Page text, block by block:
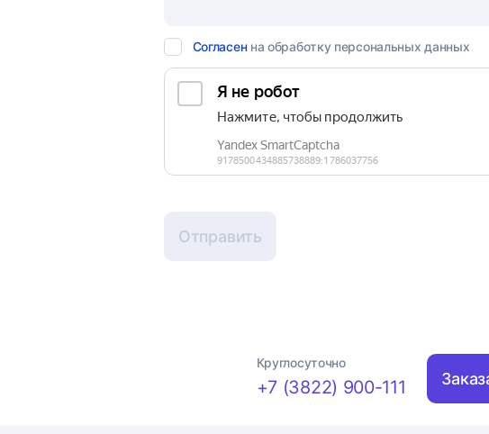
Согласенна обработку персональных данных
Отправить
Круглосуточно
+7 (3822) 900-111